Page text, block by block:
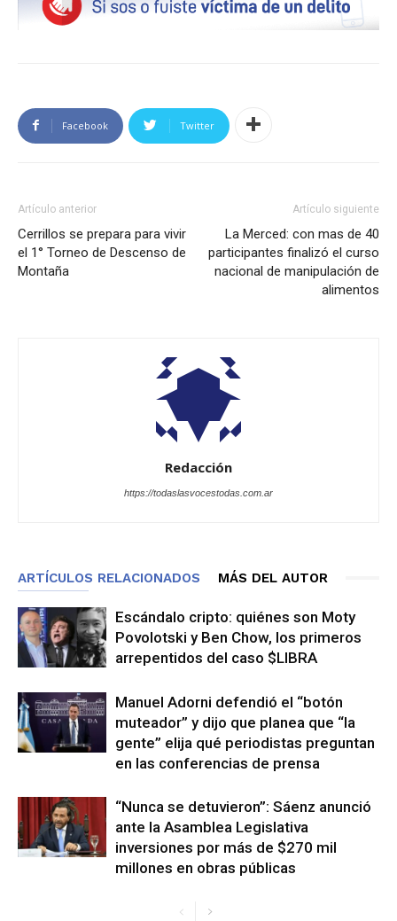
Facebook Twitter
Artículo anterior
Cerrillos se prepara para vivir
el 1° Torneo de Descenso de
Montaña
Artículo siguiente
La Merced: con mas de 40
participantes finalizó el curso
nacional de manipulación de
alimentos
Redacción
https://todaslasvocestodas.com.ar
ARTÍCULOS RELACIONADOS MÁS DEL AUTOR
Escándalo cripto: quiénes son Moty
Povolotski y Ben Chow, los primeros
arrepentidos del caso $LIBRA
Manuel Adorni defendió el “botón
muteador” y dijo que planea que “la
gente” elija qué periodistas preguntan
en las conferencias de prensa
“Nunca se detuvieron”: Sáenz anunció
ante la Asamblea Legislativa
inversiones por más de $270 mil
millones en obras públicas